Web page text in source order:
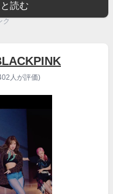
読む
ク
人が評価)